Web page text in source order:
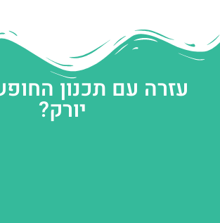
עזרה עם תכנון
יורק?